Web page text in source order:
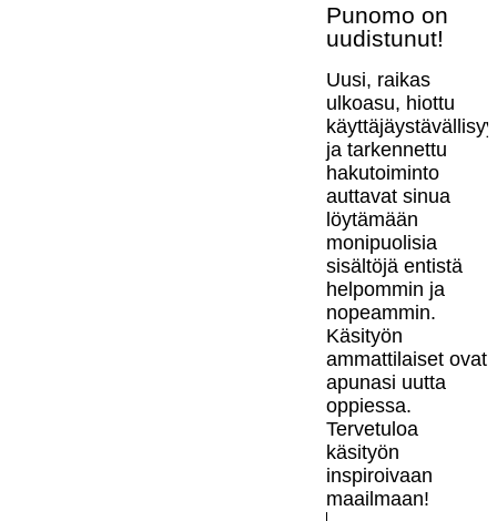
Punomo on
uudistunut!
Uusi, raikas
ulkoasu, hiottu
ja tarkennettu
hakutoiminto
auttavat sinua
löytämään
monipuolisia
sisältöjä entistä
helpommin ja
nopeammin.
Käsityön
ammattilaiset ovat
apunasi uutta
oppiessa.
Tervetuloa
käsityön
inspiroivaan
maailmaan!